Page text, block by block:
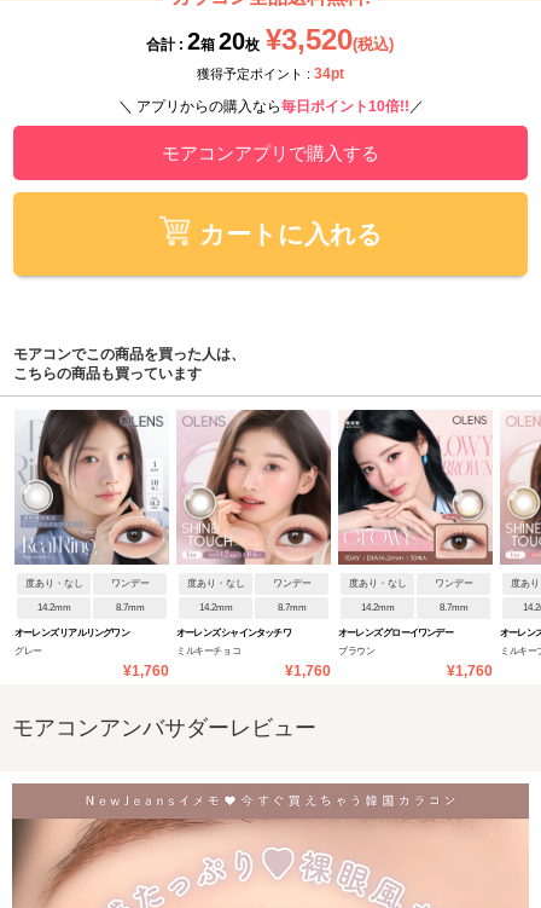
合計 : 2箱 20枚 ¥3,520(税込)
獲得予定ポイント : 34pt
＼ アプリからの購入なら毎日ポイント10倍!! ／
モアコンアプリで購入する
カートに入れる
モアコンでこの商品を買った人は、
こちらの商品も買っています
度あり・なし ワンデー
14.2mm 8.7mm
オーレンズ リアルリングワン
グレー
¥1,760
度あり・なし ワンデー
14.2mm 8.7mm
オーレンズ シャインタッチワ
ミルキーチョコ
¥1,760
度あり・なし ワンデー
14.2mm 8.7mm
オーレンズ グローイワンデー
ブラウン
¥1,760
度あ
オーレン
ミルキー
モアコンアンバサダーレビュー